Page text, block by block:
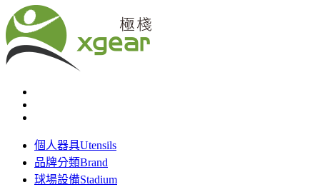
個人器具Utensils
品牌分類Brand
球場設備Stadium